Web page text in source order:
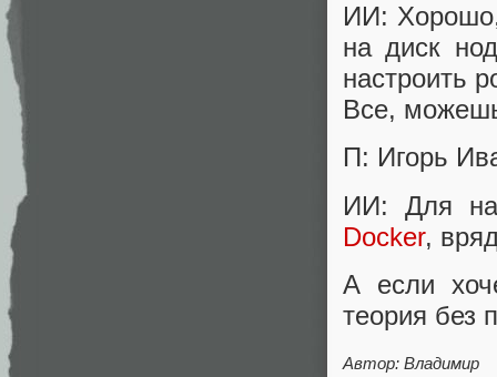
ИИ:
на диск
настроить
Все,
П: Игорь
ИИ: Для
Docker,
А если
теория без
Автор: Владимир